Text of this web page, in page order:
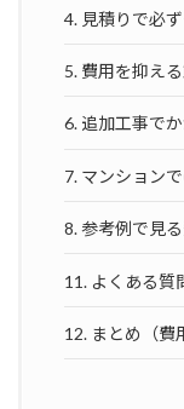
4. 見積りで必
5. 費用を抑え
6. 追加工事で
7. マンション
8. 参考例で見
11. よくある質
12. まとめ（費